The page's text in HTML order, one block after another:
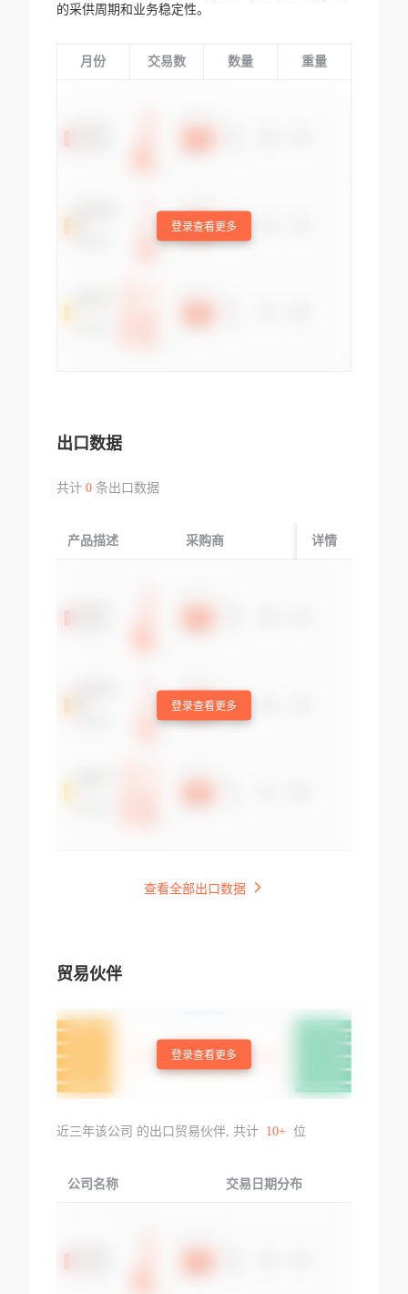
的采供周期和业务稳定性。
月份 交易数 数量 重量
登录查看更多
出口数据
共计 0条出口数据
产品描述 采购商 起运国/地区
详情
登录查看更多
查看全部出口数据
贸易伙伴
登录查看更多
近三年该公司 的出口贸易伙伴, 共计 10+ 位
公司名称 交易日期分布